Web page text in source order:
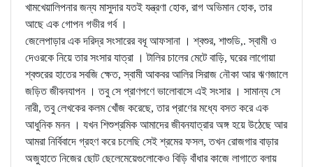
খামখেয়ালিপনার জন্য মাসুদার যতই যন্ত্রণা হোক, রাগ অভিমান হোক, তার
আছে এক গোপন গভীর গর্ব ।
জেলেপাড়ার এক দরিদ্র সংসারের বধূ আফসানা । শ্বশুর, শাশুডি,. স্বামী ও
দেওরকে নিয়ে তার সংসার যাত্রা । টালির চালের মেটে বাড়ি, ঘরের লাগোয়া
শ্বশুরের হাতের সবজি ক্ষেত, স্বামী আকবর আলির সিরাজ নৌকা আর ঋণজালে
জড়িত জীবনযাপন । তবু সে প্রাণপণে ভালোবাসে এই সংসার । সামান্য সে
নারী, তবু লেখকের কলম খোঁজ করেছে, তার প্রাণের মধ্যে বসত করে এক
আধুনিক মনন । যখন শিশুশ্রমিক আমাদের জীবনযাত্রার অঙ্গ হয়ে উঠেছে আর
আমরা নির্বিবাদে গ্রহণ করে চলেছি সেই শ্রমের ফসল, তখন রোজগার বাড়ার
অজুহাতে নিজের ছোট ছেলেমেয়েগুলোকেও বিড়ি বাঁধার কাজে লাগাতে বলায়